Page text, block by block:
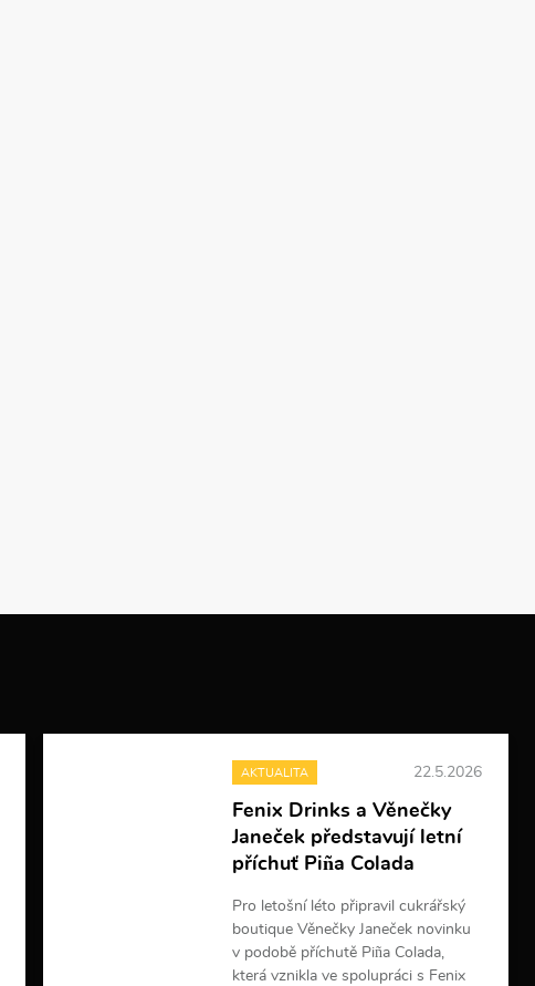
AKTUALITA 22.5.2026
Fenix Drinks a Věnečky
Janeček představují letní
příchuť Piña Colada
Pro letošní léto připravil cukrářský
boutique Věnečky Janeček novinku
v podobě příchutě Piña Colada,
která vznikla ve spolupráci s Fenix